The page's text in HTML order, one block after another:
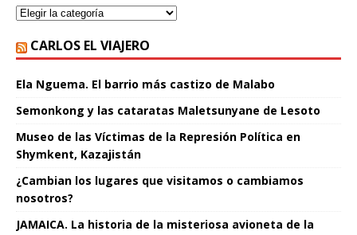
CARLOS EL VIAJERO
Ela Nguema. El barrio más castizo de Malabo
Semonkong y las cataratas Maletsunyane de Lesoto
Museo de las Víctimas de la Represión Política en
Shymkent, Kazajistán
¿Cambian los lugares que visitamos o cambiamos
nosotros?
JAMAICA. La historia de la misteriosa avioneta de la